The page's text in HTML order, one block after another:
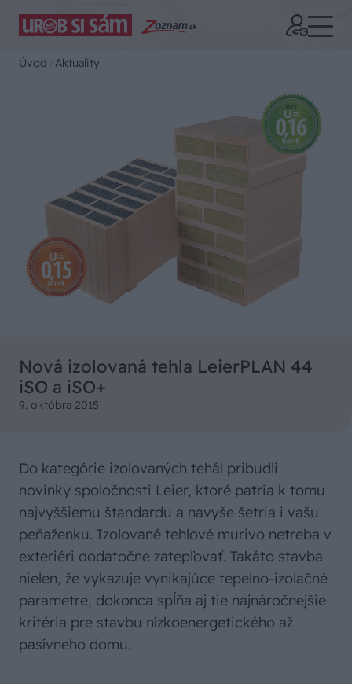
Úvod Aktuality
Nová izolovaná tehla LeierPLAN 44
iSO a iSO+
9. októbra 2015
Do kategórie izolovaných tehál pribudli
novinky spoločnosti Leier, ktoré patria k tomu
najvyššiemu štandardu a navyše šetria i vašu
peňaženku. Izolované tehlové murivo netreba v
exteriéri dodatočne zatepľovať. Takáto stavba
nielen, že vykazuje vynikajúce tepelno-izolačné
parametre, dokonca spĺňa aj tie najnáročnejšie
kritéria pre stavbu nízkoenergetického až
pasívneho domu.